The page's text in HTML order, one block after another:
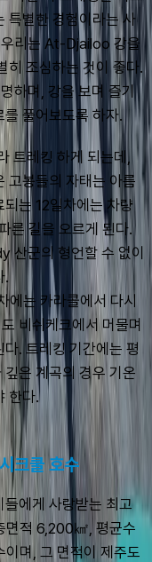
특별한 경험이라는 사
리는 At-Djailoo 강을
트레킹 하게 되는데 물살이 쎈 곳이니 각별히 조심하는 것이 좋다.
하며, 강을 보며 즐기
풀어보도록 하자.
트레킹 하게 되는데,
고봉들의 자태는 아름
는 12일차에는 차량
른 길을 오르게 된다.
산군의 형언할 수 없이
.
에는 카라콜에서 다시
비쉬케크에서 머물며
. 트레킹 기간에는 평
은 계곡의 경우 기온
한다.
크쿨 호수
에게 사랑받는 최고
면적 6,200㎢, 평균수
며, 그 면적이 제주도